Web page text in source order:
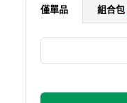
僅單品 組合包